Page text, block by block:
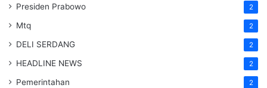
Presiden Prabowo 2
Mtq 2
DELI SERDANG 2
HEADLINE NEWS 2
Pemerintahan 2